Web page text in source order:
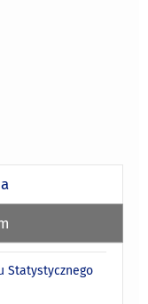
Statystycznego